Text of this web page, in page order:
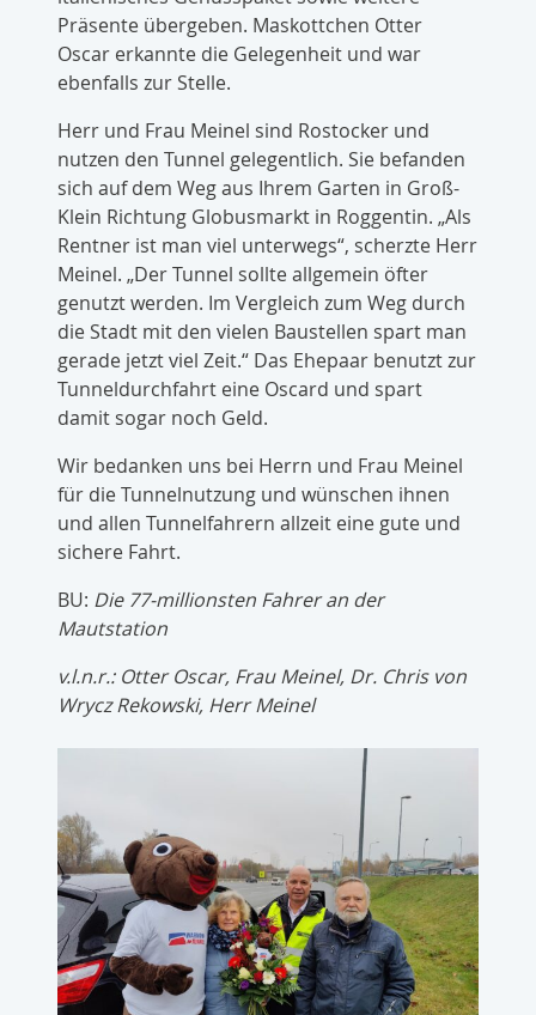
Präsente übergeben. Maskottchen Otter
Oscar erkannte die Gelegenheit und war
ebenfalls zur Stelle.
Herr und Frau Meinel sind Rostocker und
nutzen den Tunnel gelegentlich. Sie befanden
sich auf dem Weg aus Ihrem Garten in Groß-
Klein Richtung Globusmarkt in Roggentin. „Als
Rentner ist man viel unterwegs“, scherzte Herr
Meinel. „Der Tunnel sollte allgemein öfter
genutzt werden. Im Vergleich zum Weg durch
die Stadt mit den vielen Baustellen spart man
gerade jetzt viel Zeit.“ Das Ehepaar benutzt zur
Tunneldurchfahrt eine Oscard und spart
damit sogar noch Geld.
Wir bedanken uns bei Herrn und Frau Meinel
für die Tunnelnutzung und wünschen ihnen
und allen Tunnelfahrern allzeit eine gute und
sichere Fahrt.
BU: Die 77-millionsten Fahrer an der
Mautstation
v.l.n.r.: Otter Oscar, Frau Meinel, Dr. Chris von
Wrycz Rekowski, Herr Meinel